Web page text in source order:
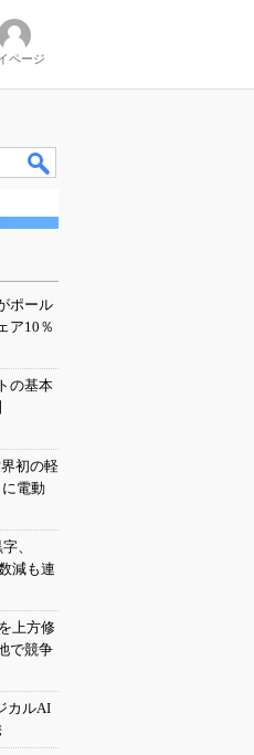
ページ
ポール
ア10％
の基本
初の軽
電動
、
減も連
上方修
で競争
カルAI